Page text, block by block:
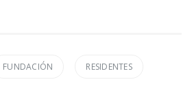
FUNDACIÓN RESIDENTES